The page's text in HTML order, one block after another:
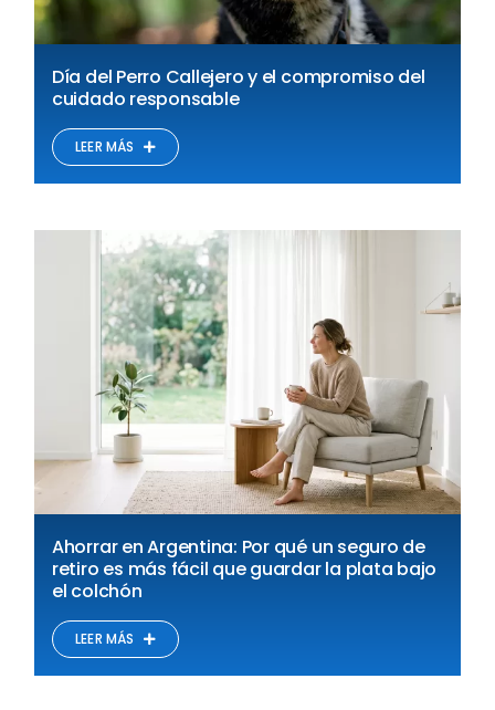
Día del Perro Callejero y el compromiso del
cuidado responsable
LEER MÁS
Ahorrar en Argentina: Por qué un seguro de
retiro es más fácil que guardar la plata bajo
el colchón
LEER MÁS